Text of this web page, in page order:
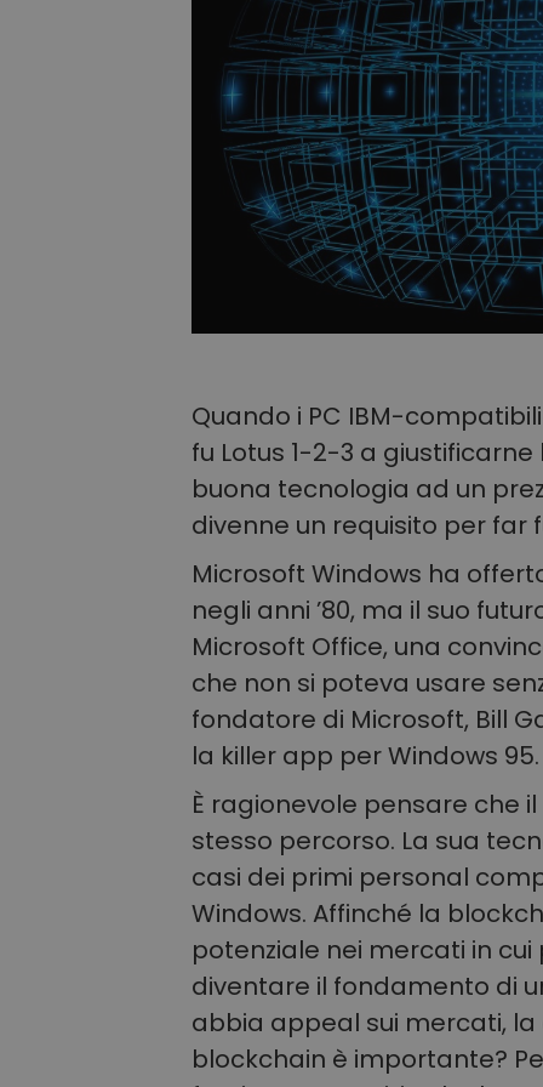
Quando i PC IBM-
fu Lotus 1-2-3 a giustificarne
buona tecnologia ad un
divenne un requisito per far
Microsoft Windows ha
negli anni ’80, ma il suo
Microsoft Office, una
che non si poteva usare
fondatore di Microsoft, Bill
la killer app per Windows 95.
È ragionevole pensare che
stesso percorso. La sua
casi dei primi personal
Windows. Affinché la
potenziale nei mercati in cui
diventare il fondamento di
abbia appeal sui mercati,
blockchain è importante?